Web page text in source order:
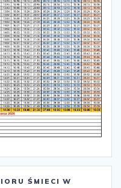
ŚMIECI W